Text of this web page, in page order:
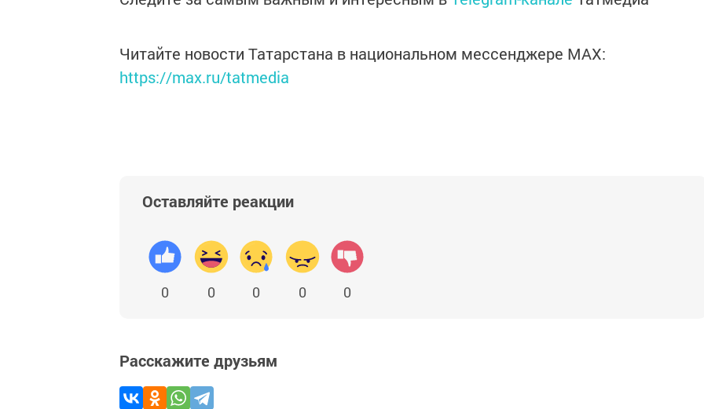
Читайте новости Татарстана в национальном мессенджере MАХ:
https://max.ru/tatmedia
Оставляйте реакции
0 0 0 0 0
Расскажите друзьям